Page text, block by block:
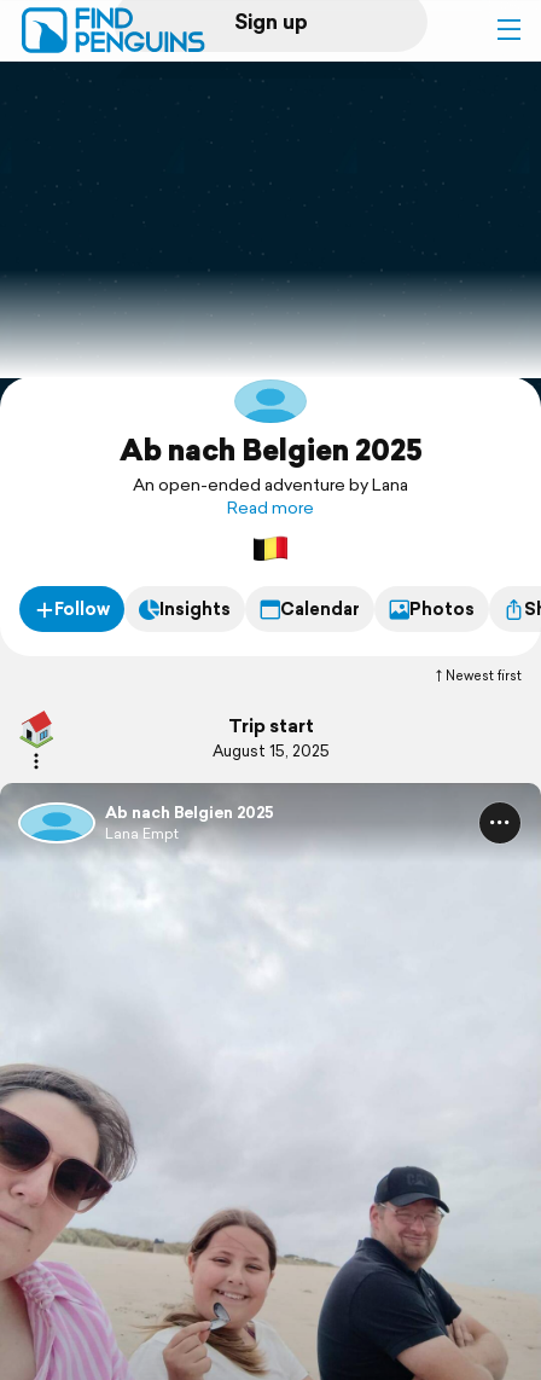
Sign up
Log in
Print a book
Flyover video
Explore
Support
Ab nach Belgien 2025
An open-ended adventure by Lana
Read more
Follow Insights Calendar Photos
Newest first
Trip start
August 15, 2025
Ab nach Belgien 2025
Lana Empt